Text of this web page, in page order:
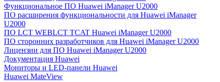
Функциональное ПО Huawei iManager U2000
ПО расширения функциональности для Huawei iManager
U2000
ПО LCT WEBLCT TCAT Huawei iManager U2000
ПО сторонних разработчиков для Huawei iManager U2000
Лицензии для ПО Huawei iManager U2000
Документация Huawei
Мониторы и LED-панели Huawei
Huawei MateView